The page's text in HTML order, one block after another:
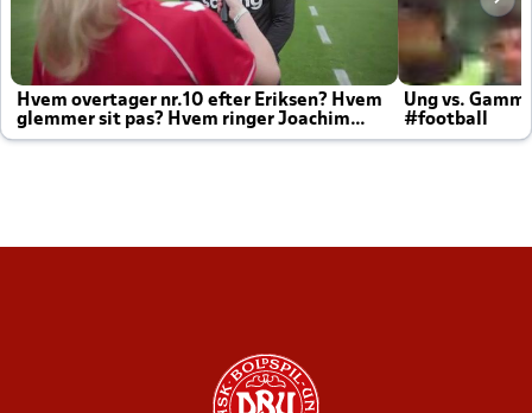
Hvem overtager nr.10 efter Eriksen? Hvem
glemmer sit pas? Hvem ringer Joachim
altid til efter kampe?
Ung vs.
#football